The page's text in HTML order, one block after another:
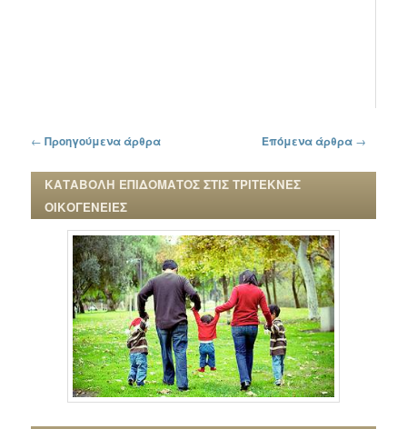
Πλοήγηση στα άρθρα
← Προηγούμενα άρθρα Επόμενα άρθρα →
ΚΑΤΑΒΟΛΗ ΕΠΙΔΟΜΑΤΟΣ ΣΤΙΣ ΤΡΙΤΕΚΝΕΣ
ΟΙΚΟΓΕΝΕΙΕΣ